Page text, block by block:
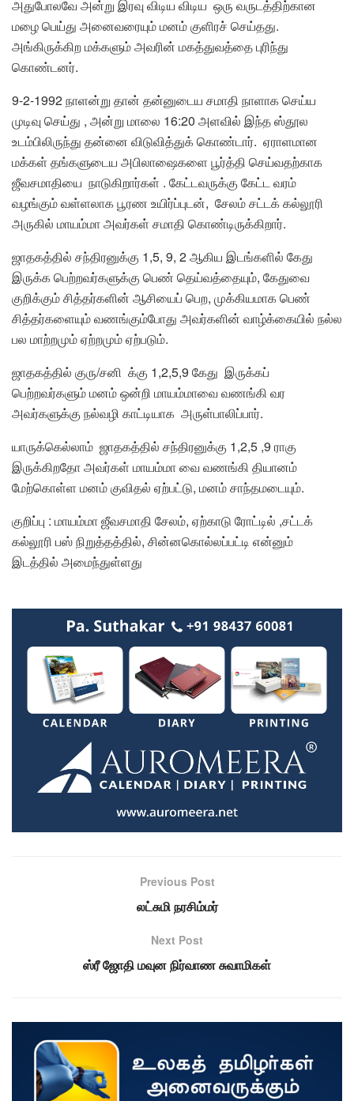
அதுபோலவே அன்று இரவு விடிய விடிய ஒரு வருடத்திற்கான
மழை பெய்து அனைவரையும் மனம் குளிரச் செய்தது.
அங்கிருக்கிற மக்களும் அவரின் மகத்துவத்தை புரிந்து
கொண்டனர்.
9-2-1992 நாளன்று தான் தன்னுடைய சமாதி நாளாக செய்ய
முடிவு செய்து , அன்று மாலை 16:20 அளவில் இந்த ஸ்தூல
உடம்பிலிருந்து தன்னை விடுவித்துக் கொண்டார். ஏராளமான
மக்கள் தங்களுடைய அபிலாஷைகளை பூர்த்தி செய்வதற்காக
ஜீவசமாதியை நாடுகிறார்கள் . கேட்டவருக்கு கேட்ட வரம்
வழங்கும் வள்ளலாக பூரண உயிர்ப்புடன், சேலம் சட்டக் கல்லூரி
அருகில் மாயம்மா அவர்கள் சமாதி கொண்டிருக்கிறார்.
ஜாதகத்தில் சந்திரனுக்கு 1,5, 9, 2 ஆகிய இடங்களில் கேது
இருக்க பெற்றவர்களுக்கு பெண் தெய்வத்தையும், கேதுவை
குறிக்கும் சித்தர்களின் ஆசியைப் பெற, முக்கியமாக பெண்
சித்தர்களையும் வணங்கும்போது அவர்களின் வாழ்க்கையில் நல்ல
பல மாற்றமும் ஏற்றமும் ஏற்படும்.
ஜாதகத்தில் குரு/சனி க்கு 1,2,5,9 கேது இருக்கப்
பெற்றவர்களும் மனம் ஒன்றி மாயம்மாவை வணங்கி வர
அவர்களுக்கு நல்வழி காட்டியாக அருள்பாலிப்பார்.
யாருக்கெல்லாம் ஜாதகத்தில் சந்திரனுக்கு 1,2,5 ,9 ராகு
இருக்கிறதோ அவர்கள் மாயம்மா வை வணங்கி தியானம்
மேற்கொள்ள மனம் குவிதல் ஏற்பட்டு, மனம் சாந்தமடையும்.
குறிப்பு : மாயம்மா ஜீவசமாதி சேலம், ஏற்காடு ரோட்டில் ,சட்டக்
கல்லூரி பஸ் நிறுத்தத்தில், சின்னகொல்லப்பட்டி என்னும்
இடத்தில் அமைந்துள்ளது
Previous Post
லட்சுமி நரசிம்மர்
Next Post
ஸ்ரீ ஜோதி மவுன நிர்வாண சுவாமிகள்